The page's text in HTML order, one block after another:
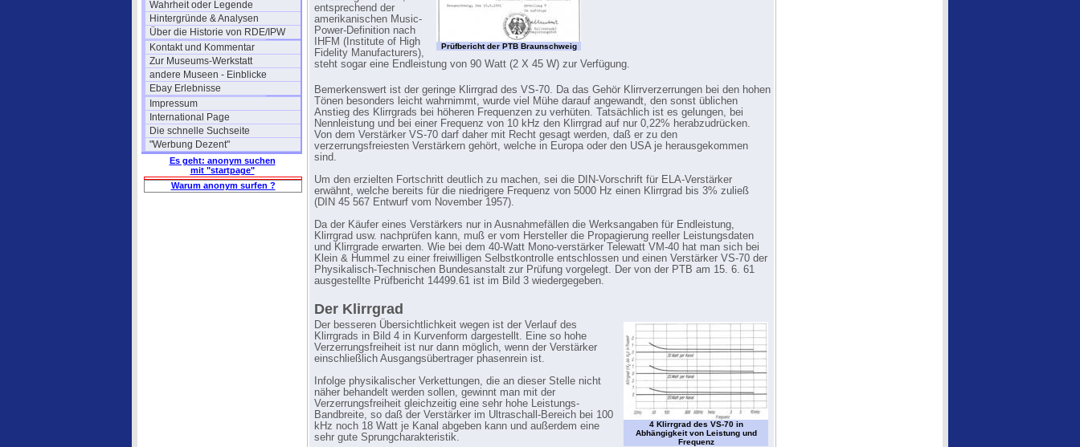
Wahrheit oder Legende
Hintergründe & Analysen
Über die Historie von RDE/IPW
Kontakt und Kommentar
Zur Museums-Werkstatt
andere Museen - Einblicke
Ebay Erlebnisse
Impressum
International Page
Die schnelle Suchseite
"Werbung Dezent"
Es geht: anonym suchen
mit "startpage"
Warum anonym surfen ?
Prüfbericht der PTB Braunschweig
entsprechend der
amerikanischen Music-
Power-Definition nach
IHFM (Institute of High
Fidelity Manufacturers),
steht sogar eine Endleistung von 90 Watt (2 X 45 W) zur Verfügung.
Bemerkenswert ist der geringe Klirrgrad des VS-70. Da das Gehör Klirrverzerrungen bei den hohen
Tönen besonders leicht wahrnimmt, wurde viel Mühe darauf angewandt, den sonst üblichen
Anstieg des Klirrgrads bei höheren Frequenzen zu verhüten. Tatsächlich ist es gelungen, bei
Nennleistung und bei einer Frequenz von 10 kHz den Klirrgrad auf nur 0,22% herabzudrücken.
Von dem Verstärker VS-70 darf daher mit Recht gesagt werden, daß er zu den
verzerrungsfreiesten Verstärkern gehört, welche in Europa oder den USA je herausgekommen
sind.
Um den erzielten Fortschritt deutlich zu machen, sei die DIN-Vorschrift für ELA-Verstärker
erwähnt, welche bereits für die niedrigere Frequenz von 5000 Hz einen Klirrgrad bis 3% zuließ
(DIN 45 567 Entwurf vom November 1957).
Da der Käufer eines Verstärkers nur in Ausnahmefällen die Werksangaben für Endleistung,
Klirrgrad usw. nachprüfen kann, muß er vom Hersteller die Propagierung reeller Leistungsdaten
und Klirrgrade erwarten. Wie bei dem 40-Watt Mono-verstärker Telewatt VM-40 hat man sich bei
Klein & Hummel zu einer freiwilligen Selbstkontrolle entschlossen und einen Verstärker VS-70 der
Physikalisch-Technischen Bundesanstalt zur Prüfung vorgelegt. Der von der PTB am 15. 6. 61
ausgestellte Prüfbericht 14499.61 ist im Bild 3 wiedergegeben.
Der Klirrgrad
4 Klirrgrad des VS-70 in
Abhängigkeit von Leistung und
Frequenz
Der besseren Übersichtlichkeit wegen ist der Verlauf des
Klirrgrads in Bild 4 in Kurvenform dargestellt. Eine so hohe
Verzerrungsfreiheit ist nur dann möglich, wenn der Verstärker
einschließlich Ausgangsübertrager phasenrein ist.
Infolge physikalischer Verkettungen, die an dieser Stelle nicht
näher behandelt werden sollen, gewinnt man mit der
Verzerrungsfreiheit gleichzeitig eine sehr hohe Leistungs-
Bandbreite, so daß der Verstärker im Ultraschall-Bereich bei 100
kHz noch 18 Watt je Kanal abgeben kann und außerdem eine
sehr gute Sprungcharakteristik.